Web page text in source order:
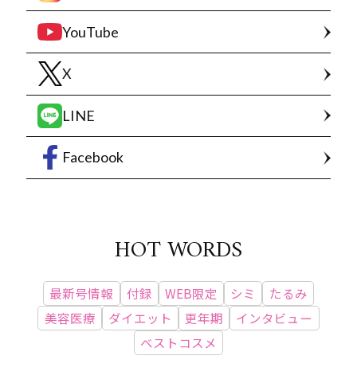
YouTube
X
LINE
Facebook
HOT WORDS
最新号情報 付録 WEB限定 シミ
たるみ
美容医療
ダイエット 更年期
インタビュー
ベストコスメ